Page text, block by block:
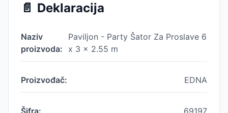
📄 Deklaracija
Naziv
proizvoda:
Paviljon - Party Šator Za Proslave 6
x 3 x 2.55 m
Proizvođač: EDNA
Šifra: 69197